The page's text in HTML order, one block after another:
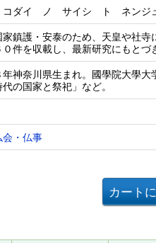
コダイ ノ サイシ ト ネンジ
家鎮護・安泰のため、天皇や社
０件を収載し、最新研究にもと
年神奈川県生まれ。國學院大學
代の国家と祭祀」など。
会・仏事